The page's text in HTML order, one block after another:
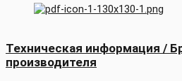
Техническая информация /
производителя